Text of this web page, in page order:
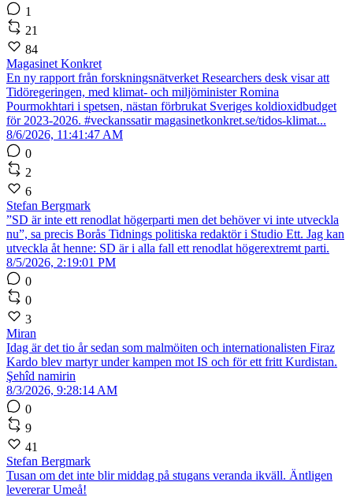
1
21
84
Magasinet Konkret
En ny rapport från forskningsnätverket Researchers desk visar att
Tidöregeringen, med klimat- och miljöminister Romina
Pourmokhtari i spetsen, nästan förbrukat Sveriges koldioxidbudget
för 2023-2026. #veckanssatir magasinetkonkret.se/tidos-klimat...
8/6/2026, 11:41:47 AM
0
2
6
Stefan Bergmark
”SD är inte ett renodlat högerparti men det behöver vi inte utveckla
nu”, sa precis Borås Tidnings politiska redaktör i Studio Ett. Jag kan
utveckla åt henne: SD är i alla fall ett renodlat högerextremt parti.
8/5/2026, 2:19:01 PM
0
0
3
Miran
Idag är det tio år sedan som malmöiten och internationalisten Firaz
Kardo blev martyr under kampen mot IS och för ett fritt Kurdistan.
Şehîd namirin
8/3/2026, 9:28:14 AM
0
9
41
Stefan Bergmark
Tusan om det inte blir middag på stugans veranda ikväll. Äntligen
levererar Umeå!